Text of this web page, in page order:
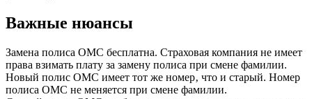
Важные нюансы
Замена полиса ОМС бесплатна. Страховая компания не имеет
права взимать плату за замену полиса при смене фамилии.
Новый полис ОМС имеет тот же номер‚ что и старый. Номер
полиса ОМС не меняется при смене фамилии.